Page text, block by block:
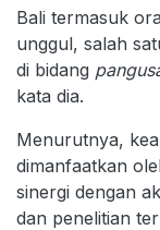
Bali termasuk
unggul, salah
di bidang
kata dia.
Menurutnya,
dimanfaatkan
sinergi dengan
dan penelitian